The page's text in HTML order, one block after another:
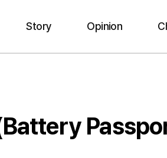
Story Opinion
(Battery